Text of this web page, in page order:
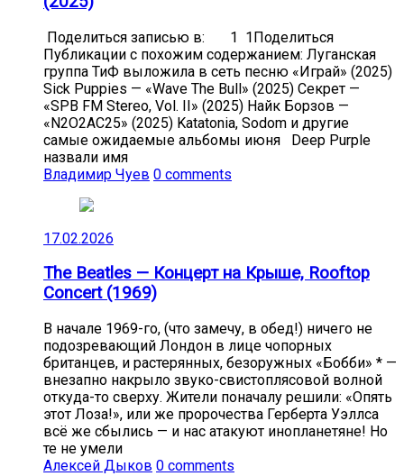
Поделиться записью в: 1 1Поделиться
Публикации с похожим содержанием: Луганская
группа ТиФ выложила в сеть песню «Играй» (2025)
Sick Puppies — «Wave The Bull» (2025) Секрет —
«SPB FM Stereo, Vol. II» (2025) Найк Борзов —
«N2O2AC25» (2025) Katatonia, Sodom и другие
самые ожидаемые альбомы июня Deep Purple
назвали имя
Владимир Чуев 0 comments
17.02.2026
The Beatles — Концерт на Крыше, Rooftop
Concert (1969)
В начале 1969-го, (что замечу, в обед!) ничего не
подозревающий Лондон в лице чопорных
британцев, и растерянных, безоружных «Бобби» * —
внезапно накрыло звуко-свистоплясовой волной
откуда-то сверху. Жители поначалу решили: «Опять
этот Лоза!», или же пророчества Герберта Уэллса
всё же сбылись — и нас атакуют инопланетяне! Но
те не умели
Алексей Дыков 0 comments